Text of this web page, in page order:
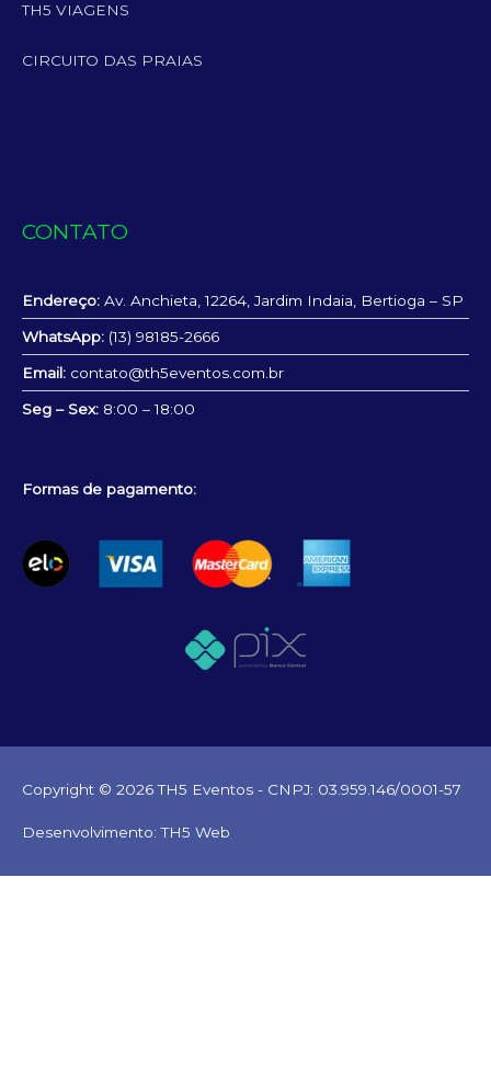
TH5 VIAGENS
CIRCUITO DAS PRAIAS
CONTATO
Endereço: Av. Anchieta, 12264, Jardim Indaia, Bertioga – SP
WhatsApp: (13) 98185-2666
Email: contato@th5eventos.com.br
Seg – Sex: 8:00 – 18:00
Formas de pagamento:
Copyright © 2026TH5 Eventos - CNPJ: 03.959.146/0001-57
Desenvolvimento: TH5 Web